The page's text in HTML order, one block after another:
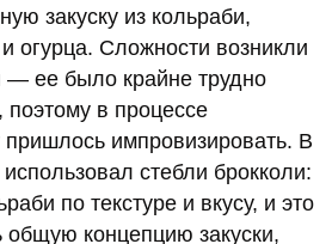
закуску из кольраби,
огурца. Сложности возникли
— ее было крайне трудно
в процессе
пришлось импровизировать. В
стебли брокколи:
по текстуре и вкусу, и это
общую концепцию закуски,